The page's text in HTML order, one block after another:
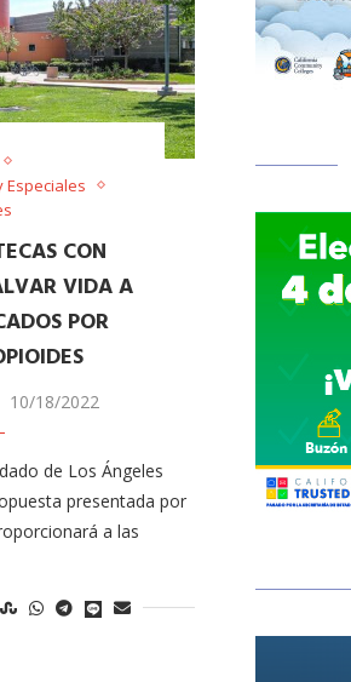
Especiales
CON
VIDA A
POR
10/18/2022
de Los Ángeles
presentada por
a las